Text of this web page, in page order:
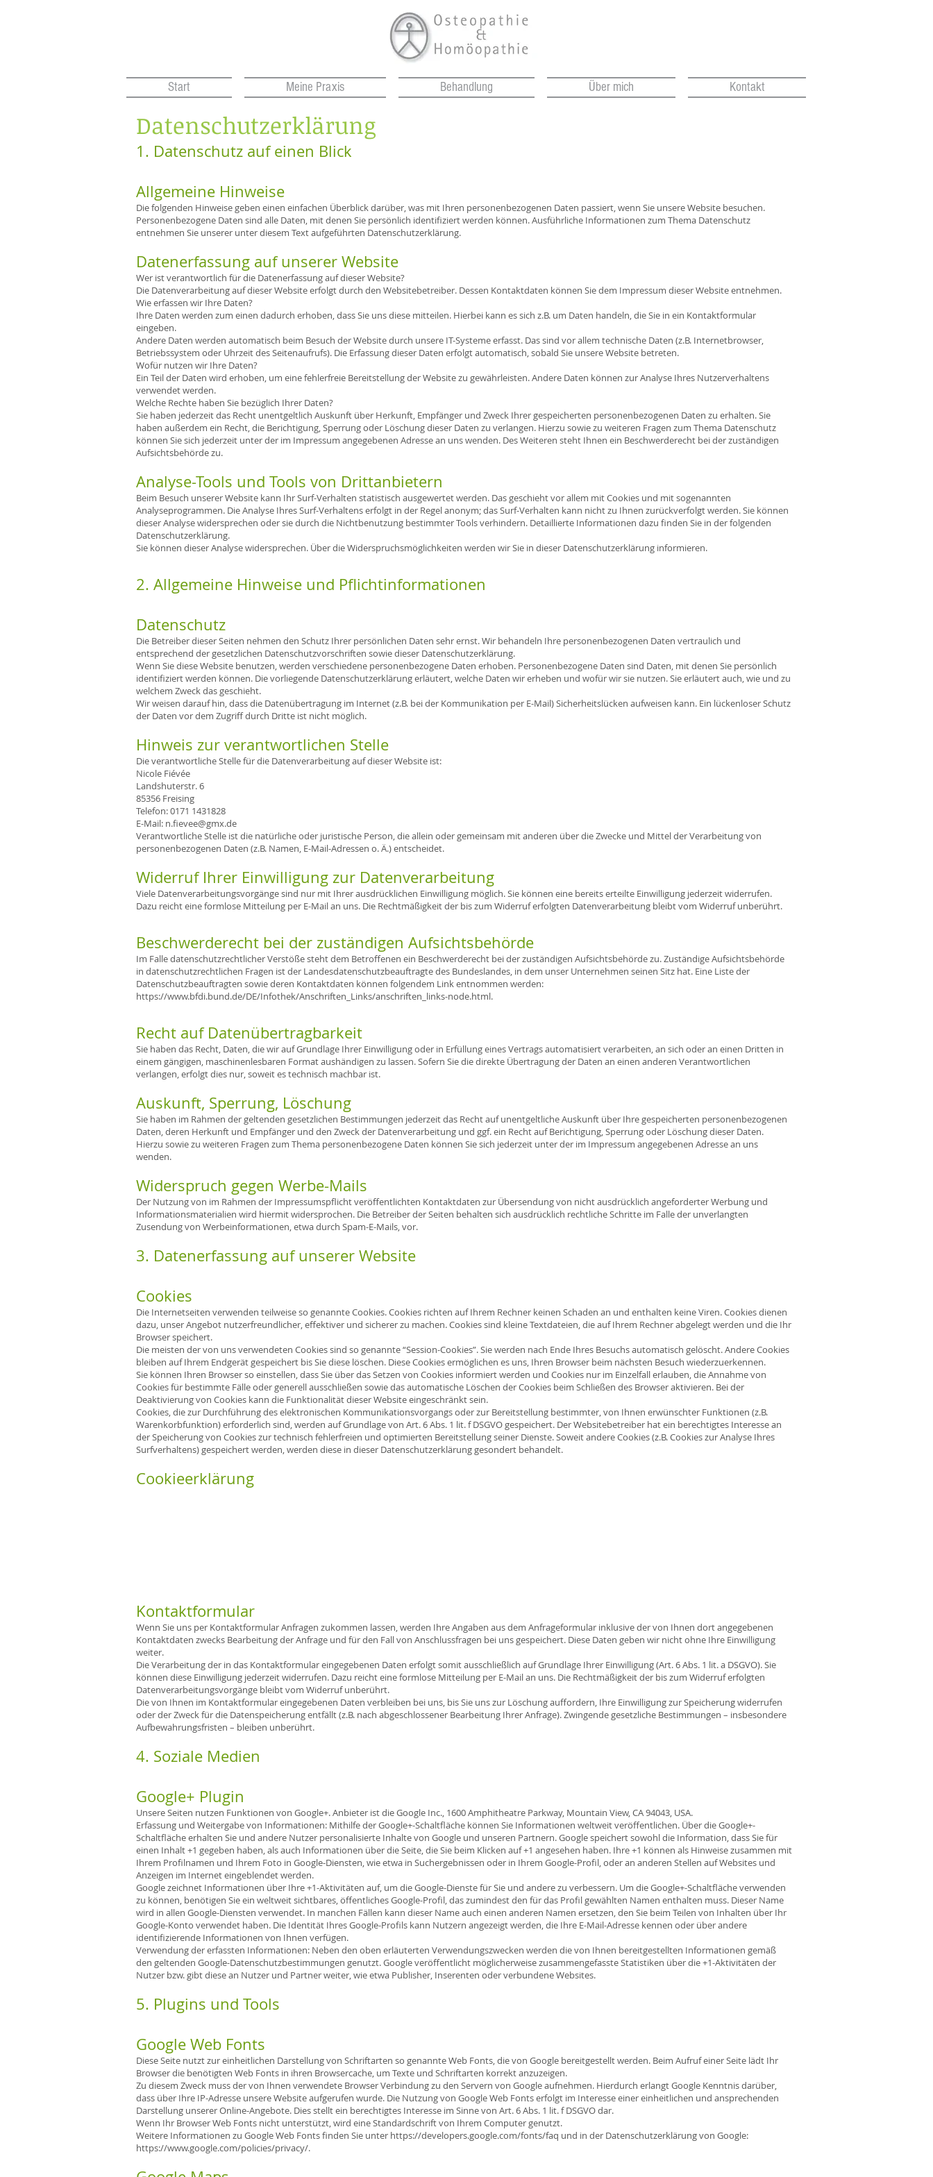
Start Meine Praxis Behandlung Über mich Kontakt
Datenschutzerklärung
1. Datenschutz auf einen Blick
Allgemeine Hinweise
Die folgenden Hinweise geben einen einfachen Überblick darüber, was mit Ihren personenbezogenen Daten passiert, wenn Sie unsere Website besuchen.
Personenbezogene Daten sind alle Daten, mit denen Sie persönlich identifiziert werden können. Ausführliche Informationen zum Thema Datenschutz
entnehmen Sie unserer unter diesem Text aufgeführten Datenschutzerklärung.
Datenerfassung auf unserer Website
Wer ist verantwortlich für die Datenerfassung auf dieser Website?
Die Datenverarbeitung auf dieser Website erfolgt durch den Websitebetreiber. Dessen Kontaktdaten können Sie dem Impressum dieser Website entnehmen.
Wie erfassen wir Ihre Daten?
Ihre Daten werden zum einen dadurch erhoben, dass Sie uns diese mitteilen. Hierbei kann es sich z.B. um Daten handeln, die Sie in ein Kontaktformular
eingeben.
Andere Daten werden automatisch beim Besuch der Website durch unsere IT-Systeme erfasst. Das sind vor allem technische Daten (z.B. Internetbrowser,
Betriebssystem oder Uhrzeit des Seitenaufrufs). Die Erfassung dieser Daten erfolgt automatisch, sobald Sie unsere Website betreten.
Wofür nutzen wir Ihre Daten?
Ein Teil der Daten wird erhoben, um eine fehlerfreie Bereitstellung der Website zu gewährleisten. Andere Daten können zur Analyse Ihres Nutzerverhaltens
verwendet werden.
Welche Rechte haben Sie bezüglich Ihrer Daten?
Sie haben jederzeit das Recht unentgeltlich Auskunft über Herkunft, Empfänger und Zweck Ihrer gespeicherten personenbezogenen Daten zu erhalten. Sie
haben außerdem ein Recht, die Berichtigung, Sperrung oder Löschung dieser Daten zu verlangen. Hierzu sowie zu weiteren Fragen zum Thema Datenschutz
können Sie sich jederzeit unter der im Impressum angegebenen Adresse an uns wenden. Des Weiteren steht Ihnen ein Beschwerderecht bei der zuständigen
Aufsichtsbehörde zu.
Analyse-Tools und Tools von Drittanbietern
Beim Besuch unserer Website kann Ihr Surf-Verhalten statistisch ausgewertet werden. Das geschieht vor allem mit Cookies und mit sogenannten
Analyseprogrammen. Die Analyse Ihres Surf-Verhaltens erfolgt in der Regel anonym; das Surf-Verhalten kann nicht zu Ihnen zurückverfolgt werden. Sie können
dieser Analyse widersprechen oder sie durch die Nichtbenutzung bestimmter Tools verhindern. Detaillierte Informationen dazu finden Sie in der folgenden
Datenschutzerklärung.
Sie können dieser Analyse widersprechen. Über die Widerspruchsmöglichkeiten werden wir Sie in dieser Datenschutzerklärung informieren.
2. Allgemeine Hinweise und Pflichtinformationen
Datenschutz
Die Betreiber dieser Seiten nehmen den Schutz Ihrer persönlichen Daten sehr ernst. Wir behandeln Ihre personenbezogenen Daten vertraulich und
entsprechend der gesetzlichen Datenschutzvorschriften sowie dieser Datenschutzerklärung.
Wenn Sie diese Website benutzen, werden verschiedene personenbezogene Daten erhoben. Personenbezogene Daten sind Daten, mit denen Sie persönlich
identifiziert werden können. Die vorliegende Datenschutzerklärung erläutert, welche Daten wir erheben und wofür wir sie nutzen. Sie erläutert auch, wie und zu
welchem Zweck das geschieht.
Wir weisen darauf hin, dass die Datenübertragung im Internet (z.B. bei der Kommunikation per E-Mail) Sicherheitslücken aufweisen kann. Ein lückenloser Schutz
der Daten vor dem Zugriff durch Dritte ist nicht möglich.
Hinweis zur verantwortlichen Stelle
Die verantwortliche Stelle für die Datenverarbeitung auf dieser Website ist:
Nicole Fiévée
Landshuterstr. 6
85356 Freising
Telefon: 0171 1431828
E-Mail: n.fievee@gmx.de
Verantwortliche Stelle ist die natürliche oder juristische Person, die allein oder gemeinsam mit anderen über die Zwecke und Mittel der Verarbeitung von
personenbezogenen Daten (z.B. Namen, E-Mail-Adressen o. Ä.) entscheidet.
Widerruf Ihrer Einwilligung zur Datenverarbeitung
Viele Datenverarbeitungsvorgänge sind nur mit Ihrer ausdrücklichen Einwilligung möglich. Sie können eine bereits erteilte Einwilligung jederzeit widerrufen.
Dazu reicht eine formlose Mitteilung per E-Mail an uns. Die Rechtmäßigkeit der bis zum Widerruf erfolgten Datenverarbeitung bleibt vom Widerruf unberührt.
Beschwerderecht bei der zuständigen Aufsichtsbehörde
Im Falle datenschutzrechtlicher Verstöße steht dem Betroffenen ein Beschwerderecht bei der zuständigen Aufsichtsbehörde zu. Zuständige Aufsichtsbehörde
in datenschutzrechtlichen Fragen ist der Landesdatenschutzbeauftragte des Bundeslandes, in dem unser Unternehmen seinen Sitz hat. Eine Liste der
Datenschutzbeauftragten sowie deren Kontaktdaten können folgendem Link entnommen werden:
https://www.bfdi.bund.de/DE/Infothek/Anschriften_Links/anschriften_links-node.html.
Recht auf Datenübertragbarkeit
Sie haben das Recht, Daten, die wir auf Grundlage Ihrer Einwilligung oder in Erfüllung eines Vertrags automatisiert verarbeiten, an sich oder an einen Dritten in
einem gängigen, maschinenlesbaren Format aushändigen zu lassen. Sofern Sie die direkte Übertragung der Daten an einen anderen Verantwortlichen
verlangen, erfolgt dies nur, soweit es technisch machbar ist.
Auskunft, Sperrung, Löschung
Sie haben im Rahmen der geltenden gesetzlichen Bestimmungen jederzeit das Recht auf unentgeltliche Auskunft über Ihre gespeicherten personenbezogenen
Daten, deren Herkunft und Empfänger und den Zweck der Datenverarbeitung und ggf. ein Recht auf Berichtigung, Sperrung oder Löschung dieser Daten.
Hierzu sowie zu weiteren Fragen zum Thema personenbezogene Daten können Sie sich jederzeit unter der im Impressum angegebenen Adresse an uns
wenden.
Widerspruch gegen Werbe-Mails
Der Nutzung von im Rahmen der Impressumspflicht veröffentlichten Kontaktdaten zur Übersendung von nicht ausdrücklich angeforderter Werbung und
Informationsmaterialien wird hiermit widersprochen. Die Betreiber der Seiten behalten sich ausdrücklich rechtliche Schritte im Falle der unverlangten
Zusendung von Werbeinformationen, etwa durch Spam-E-Mails, vor.
3. Datenerfassung auf unserer Website
Cookies
Die Internetseiten verwenden teilweise so genannte Cookies. Cookies richten auf Ihrem Rechner keinen Schaden an und enthalten keine Viren. Cookies dienen
dazu, unser Angebot nutzerfreundlicher, effektiver und sicherer zu machen. Cookies sind kleine Textdateien, die auf Ihrem Rechner abgelegt werden und die Ihr
Browser speichert.
Die meisten der von uns verwendeten Cookies sind so genannte “Session-Cookies”. Sie werden nach Ende Ihres Besuchs automatisch gelöscht. Andere Cookies
bleiben auf Ihrem Endgerät gespeichert bis Sie diese löschen. Diese Cookies ermöglichen es uns, Ihren Browser beim nächsten Besuch wiederzuerkennen.
Sie können Ihren Browser so einstellen, dass Sie über das Setzen von Cookies informiert werden und Cookies nur im Einzelfall erlauben, die Annahme von
Cookies für bestimmte Fälle oder generell ausschließen sowie das automatische Löschen der Cookies beim Schließen des Browser aktivieren. Bei der
Deaktivierung von Cookies kann die Funktionalität dieser Website eingeschränkt sein.
Cookies, die zur Durchführung des elektronischen Kommunikationsvorgangs oder zur Bereitstellung bestimmter, von Ihnen erwünschter Funktionen (z.B.
Warenkorbfunktion) erforderlich sind, werden auf Grundlage von Art. 6 Abs. 1 lit. f DSGVO gespeichert. Der Websitebetreiber hat ein berechtigtes Interesse an
der Speicherung von Cookies zur technisch fehlerfreien und optimierten Bereitstellung seiner Dienste. Soweit andere Cookies (z.B. Cookies zur Analyse Ihres
Surfverhaltens) gespeichert werden, werden diese in dieser Datenschutzerklärung gesondert behandelt.
Cookieerklärung
Kontaktformular
Wenn Sie uns per Kontaktformular Anfragen zukommen lassen, werden Ihre Angaben aus dem Anfrageformular inklusive der von Ihnen dort angegebenen
Kontaktdaten zwecks Bearbeitung der Anfrage und für den Fall von Anschlussfragen bei uns gespeichert. Diese Daten geben wir nicht ohne Ihre Einwilligung
weiter.
Die Verarbeitung der in das Kontaktformular eingegebenen Daten erfolgt somit ausschließlich auf Grundlage Ihrer Einwilligung (Art. 6 Abs. 1 lit. a DSGVO). Sie
können diese Einwilligung jederzeit widerrufen. Dazu reicht eine formlose Mitteilung per E-Mail an uns. Die Rechtmäßigkeit der bis zum Widerruf erfolgten
Datenverarbeitungsvorgänge bleibt vom Widerruf unberührt.
Die von Ihnen im Kontaktformular eingegebenen Daten verbleiben bei uns, bis Sie uns zur Löschung auffordern, Ihre Einwilligung zur Speicherung widerrufen
oder der Zweck für die Datenspeicherung entfällt (z.B. nach abgeschlossener Bearbeitung Ihrer Anfrage). Zwingende gesetzliche Bestimmungen – insbesondere
Aufbewahrungsfristen – bleiben unberührt.
4. Soziale Medien
Google+ Plugin
Unsere Seiten nutzen Funktionen von Google+. Anbieter ist die Google Inc., 1600 Amphitheatre Parkway, Mountain View, CA 94043, USA.
Erfassung und Weitergabe von Informationen: Mithilfe der Google+-Schaltfläche können Sie Informationen weltweit veröffentlichen. Über die Google+-
Schaltfläche erhalten Sie und andere Nutzer personalisierte Inhalte von Google und unseren Partnern. Google speichert sowohl die Information, dass Sie für
einen Inhalt +1 gegeben haben, als auch Informationen über die Seite, die Sie beim Klicken auf +1 angesehen haben. Ihre +1 können als Hinweise zusammen mit
Ihrem Profilnamen und Ihrem Foto in Google-Diensten, wie etwa in Suchergebnissen oder in Ihrem Google-Profil, oder an anderen Stellen auf Websites und
Anzeigen im Internet eingeblendet werden.
Google zeichnet Informationen über Ihre +1-Aktivitäten auf, um die Google-Dienste für Sie und andere zu verbessern. Um die Google+-Schaltfläche verwenden
zu können, benötigen Sie ein weltweit sichtbares, öffentliches Google-Profil, das zumindest den für das Profil gewählten Namen enthalten muss. Dieser Name
wird in allen Google-Diensten verwendet. In manchen Fällen kann dieser Name auch einen anderen Namen ersetzen, den Sie beim Teilen von Inhalten über Ihr
Google-Konto verwendet haben. Die Identität Ihres Google-Profils kann Nutzern angezeigt werden, die Ihre E-Mail-Adresse kennen oder über andere
identifizierende Informationen von Ihnen verfügen.
Verwendung der erfassten Informationen: Neben den oben erläuterten Verwendungszwecken werden die von Ihnen bereitgestellten Informationen gemäß
den geltenden Google-Datenschutzbestimmungen genutzt. Google veröffentlicht möglicherweise zusammengefasste Statistiken über die +1-Aktivitäten der
Nutzer bzw. gibt diese an Nutzer und Partner weiter, wie etwa Publisher, Inserenten oder verbundene Websites.
5. Plugins und Tools
Google Web Fonts
Diese Seite nutzt zur einheitlichen Darstellung von Schriftarten so genannte Web Fonts, die von Google bereitgestellt werden. Beim Aufruf einer Seite lädt Ihr
Browser die benötigten Web Fonts in ihren Browsercache, um Texte und Schriftarten korrekt anzuzeigen.
Zu diesem Zweck muss der von Ihnen verwendete Browser Verbindung zu den Servern von Google aufnehmen. Hierdurch erlangt Google Kenntnis darüber,
dass über Ihre IP-Adresse unsere Website aufgerufen wurde. Die Nutzung von Google Web Fonts erfolgt im Interesse einer einheitlichen und ansprechenden
Darstellung unserer Online-Angebote. Dies stellt ein berechtigtes Interesse im Sinne von Art. 6 Abs. 1 lit. f DSGVO dar.
Wenn Ihr Browser Web Fonts nicht unterstützt, wird eine Standardschrift von Ihrem Computer genutzt.
Weitere Informationen zu Google Web Fonts finden Sie unter https://developers.google.com/fonts/faq und in der Datenschutzerklärung von Google:
https://www.google.com/policies/privacy/.